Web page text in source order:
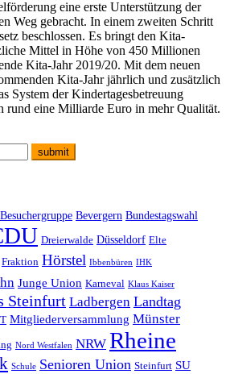
eine erste Unterstützung der
Weg gebracht. In einem zweiten Schritt
beschlossen. Es bringt den Kita-
Mittel in Höhe von 450 Millionen
Kita-Jahr 2019/20. Mit dem neuen
Kita-Jahr jährlich und zusätzlich
System der Kindertagesbetreuung
rund eine Milliarde Euro in mehr Qualität.
Besuchergruppe Bevergern Bundestagswahl
Dreierwalde Düsseldorf Elte
Fraktion Hörstel Ibbenbüren IHK
Junge Union Karneval Klaus Kaiser
Steinfurt Ladbergen Landtag
Mitgliederversammlung Münster
Nord Westfalen NRW Rheine
Schule Senioren Union Steinfurt SU